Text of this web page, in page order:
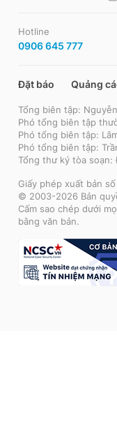
Hotline
0906 645 777
Đặt báo Quảng
Tổng biên tập:
Phó tổng biên tập
Phó tổng biên tập:
Phó tổng biên tập:
Tổng thư ký tòa soạn:
Giấy phép xuất bản
© 2003-2026 Bản
Cấm sao chép dưới
bằng văn bản.